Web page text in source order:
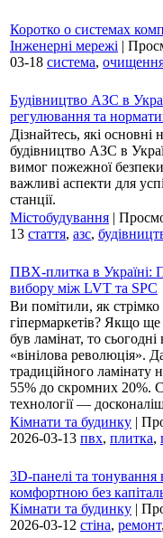
Коротко о системах
Інженерні мережі |
03-18 система,
Будівництво АЗС в
регулювання та
Дізнайтесь, які
будівництво АЗС в
вимог пожежної
важливі аспекти для
станції.
Містобудування |
13 стаття, азс,
ПВХ-плитка в Україні:
вибору між LVT та SPC
Ви помітили, як
гіпермаркетів? Якщо ще
був ламінат, то
«вінілова революція».
традиційного ламінату
55% до скромних 20%.
технології —
Кімнати та будинку |
2026-03-13 пвх, плитка,
3D-панелі та тонування
комфортною без
Кімнати та будинку |
2026-03-12 стіна, ремонт,